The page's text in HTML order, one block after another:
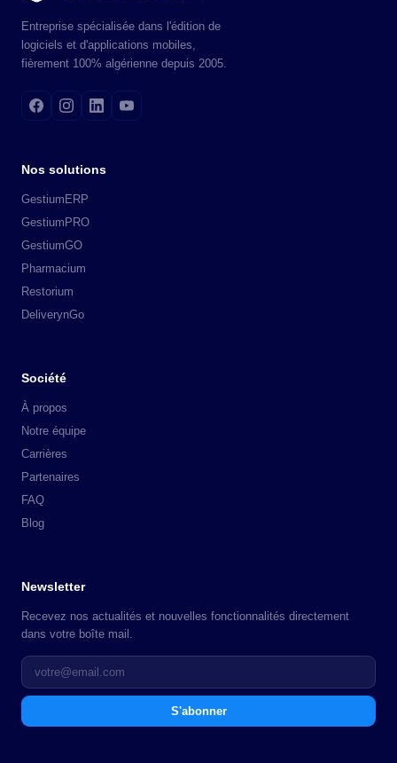
Entreprise spécialisée dans l'édition de
logiciels et d'applications mobiles,
fièrement 100% algérienne depuis 2005.
Nos solutions
GestiumERP
GestiumPRO
GestiumGO
Pharmacium
Restorium
DeliverynGo
Société
À propos
Notre équipe
Carrières
Partenaires
FAQ
Blog
Newsletter
Recevez nos actualités et nouvelles fonctionnalités directement
dans votre boîte mail.
S'abonner